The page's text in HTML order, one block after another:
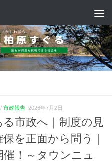
/ 市政報告 2026年7月2日
市政へ｜制度の見
を正面から問う｜
催！～タウンニュ